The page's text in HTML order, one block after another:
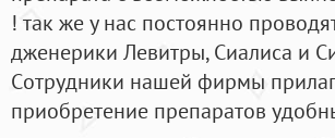
! так же у нас постоянно
дженерики Левитры, Сиалиса и
Cотрудники нашей фирмы
приобретение препаратов